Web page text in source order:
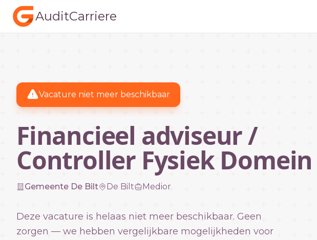
AuditCarriere
Vacature niet meer beschikbaar
Financieel adviseur /
Controller Fysiek Domein
Gemeente De Bilt De Bilt Medior
Deze vacature is helaas niet meer beschikbaar. Geen
zorgen — we hebben vergelijkbare mogelijkheden voor